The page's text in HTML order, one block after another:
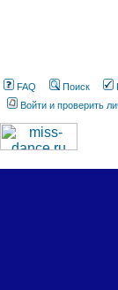
FAQ Поиск
Войти и проверить